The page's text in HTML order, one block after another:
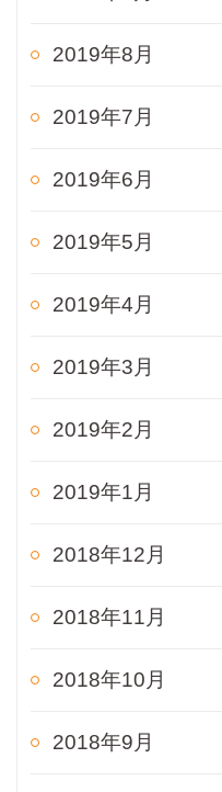
2019年8月
2019年7月
2019年6月
2019年5月
2019年4月
2019年3月
2019年2月
2019年1月
2018年12月
2018年11月
2018年10月
2018年9月